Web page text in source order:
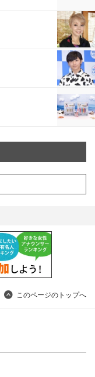
このページのトップへ